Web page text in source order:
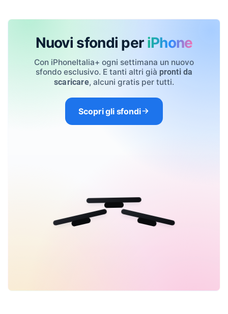
Nuovi sfondi per iPhone
Con iPhoneItalia+ ogni settimana un nuovo
sfondo esclusivo. E tanti altri già pronti da
scaricare, alcuni gratis per tutti.
Scopri gli sfondi